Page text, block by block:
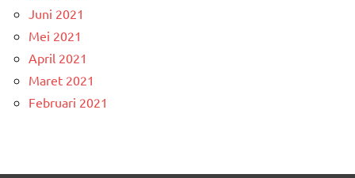
Juni 2021
Mei 2021
April 2021
Maret 2021
Februari 2021